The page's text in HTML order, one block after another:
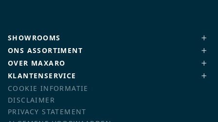
SHOWROOMS
ONS ASSORTIMENT
OVER MAXARO
KLANTENSERVICE
COOKIE INFORMATIE
DISCLAIMER
PRIVACY STATEMENT